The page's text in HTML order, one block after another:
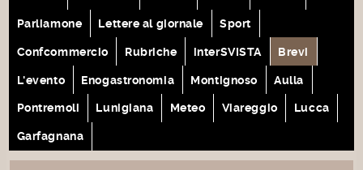
Parliamone Lettere al giornale Sport
Confcommercio Rubriche interSVISTA Brevi
L'evento Enogastronomia Montignoso Aulla
Pontremoli Lunigiana Meteo Viareggio Lucca
Garfagnana